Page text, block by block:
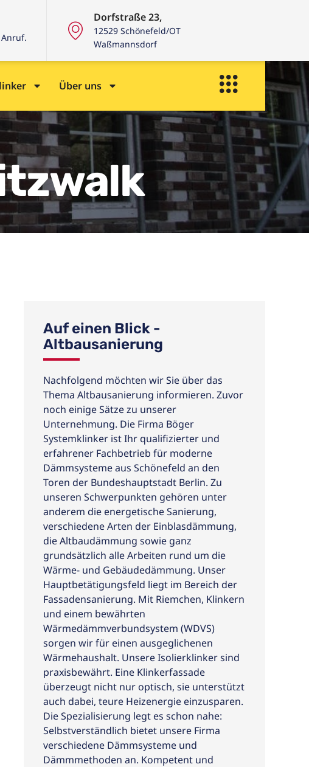
Dorfstraße 23,
12529 Schönefeld/OT
Waßmannsdorf
Über uns
Auf einen Blick -
Altbausanierung
Nachfolgend möchten wir Sie über das
Thema Altbausanierung informieren. Zuvor
noch einige Sätze zu unserer
Unternehmung. Die Firma Böger
Systemklinker ist Ihr qualifizierter und
erfahrener Fachbetrieb für moderne
Dämmsysteme aus Schönefeld an den
Toren der Bundeshauptstadt Berlin. Zu
unseren Schwerpunkten gehören unter
anderem die energetische Sanierung,
verschiedene Arten der Einblasdämmung,
die Altbaudämmung sowie ganz
grundsätzlich alle Arbeiten rund um die
Wärme- und Gebäudedämmung. Unser
Hauptbetätigungsfeld liegt im Bereich der
Fassadensanierung. Mit Riemchen, Klinkern
und einem bewährten
Wärmedämmverbundsystem (WDVS)
sorgen wir für einen ausgeglichenen
Wärmehaushalt. Unsere Isolierklinker sind
praxisbewährt. Eine Klinkerfassade
überzeugt nicht nur optisch, sie unterstützt
auch dabei, teure Heizenergie einzusparen.
Die Spezialisierung legt es schon nahe:
Selbstverständlich bietet unsere Firma
verschiedene Dämmsysteme und
Dämmmethoden an. Kompetent und